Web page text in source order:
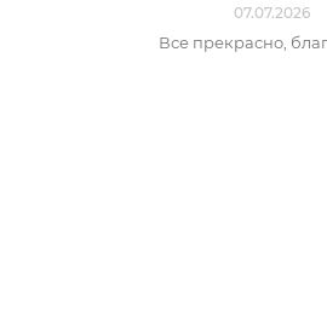
07.07.2026
Все прекрасно,